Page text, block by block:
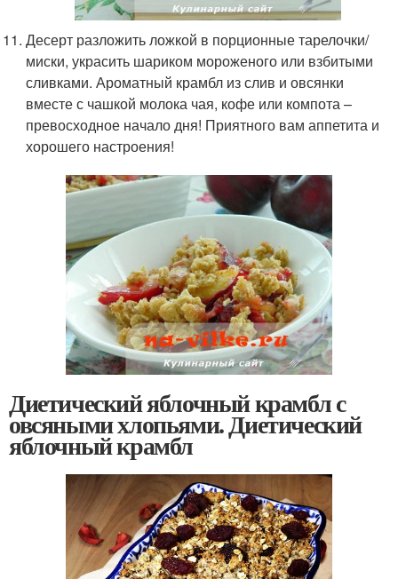
Десерт разложить ложкой в порционные тарелочки/
миски, украсить шариком мороженого или взбитыми
сливками. Ароматный крамбл из слив и овсянки
вместе с чашкой молока чая, кофе или компота –
превосходное начало дня! Приятного вам аппетита и
хорошего настроения!
Диетический яблочный крамбл с
овсяными хлопьями. Диетический
яблочный крамбл